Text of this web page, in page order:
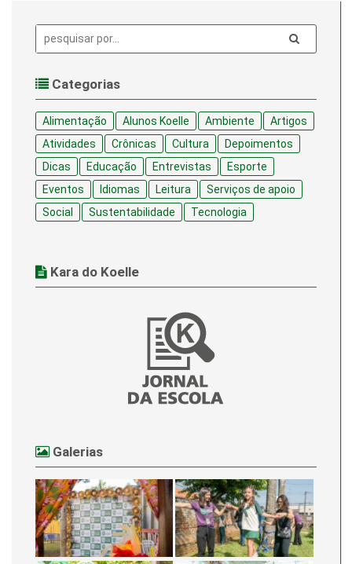
Pesquisa:
Categorias
Alimentação Alunos Koelle Ambiente
Artigos
Atividades
Crônicas Cultura
Depoimentos
Dicas
Educação Entrevistas
Esporte
Eventos
Idiomas Leitura
Serviços de apoio
Social
Sustentabilidade Tecnologia
Kara do Koelle
Galerias